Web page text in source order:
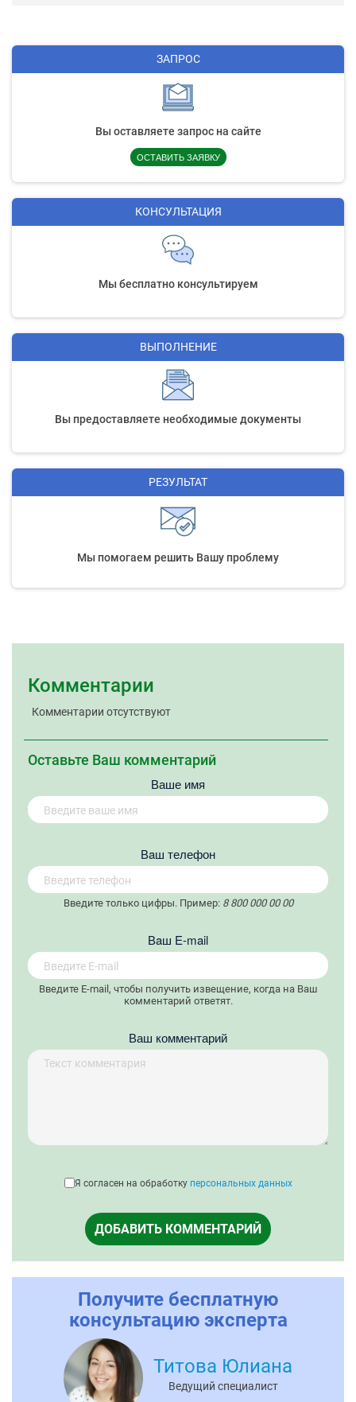
ЗАПРОС
Вы оставляете запрос на сайте
ОСТАВИТЬ ЗАЯВКУ
КОНСУЛЬТАЦИЯ
Мы бесплатно консультируем
ВЫПОЛНЕНИЕ
Вы предоставляете необходимые документы
РЕЗУЛЬТАТ
Мы помогаем решить Вашу проблему
Комментарии
Комментарии отсутствуют
Оставьте Ваш комментарий
Ваше имя
Вaш телефон
Введите только цифры. Пример: 8 800 000 00 00
Вaш E-mail
Введите E-mail, чтобы получить извещение, когда на Ваш
комментарий ответят.
Ваш комментарий
Я согласен на обработку персональных данных
ДОБАВИТЬ КОММЕНТАРИЙ
Получите бесплатную
консультацию эксперта
Титова Юлиана
Ведущий специалист